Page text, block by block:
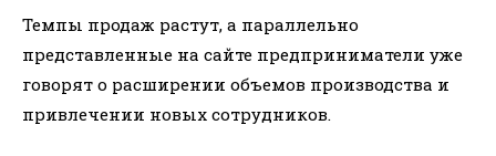
Темпы продаж растут, а параллельно
представленные на сайте предприниматели уже
говорят о расширении объемов производства и
привлечении новых сотрудников.